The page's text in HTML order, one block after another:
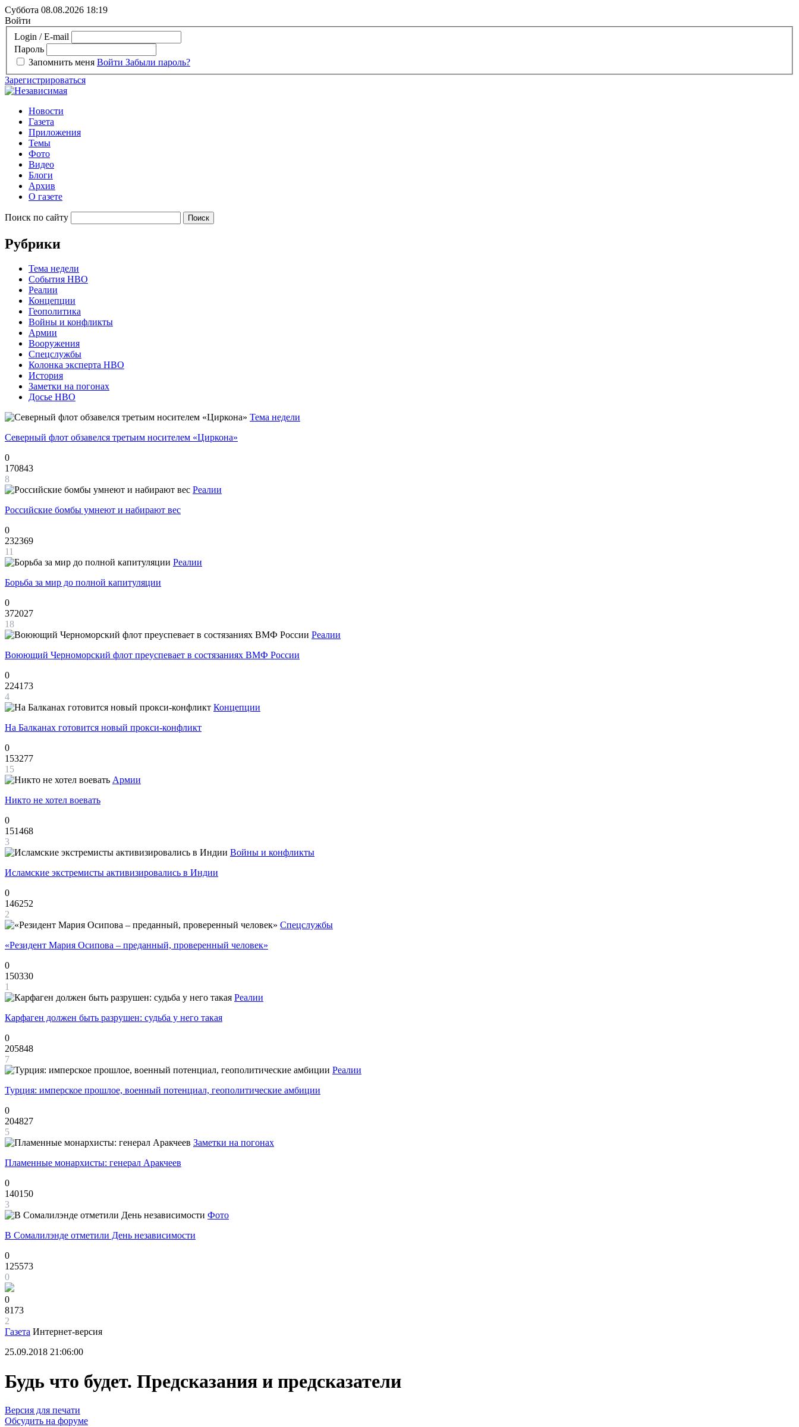
Суббота 08.08.2026 18:19
Войти
Login / E-mail
Пароль
Запомнить меня Войти Забыли пароль?
Зарегистрироваться
Новости
Газета
Приложения
Темы
Фото
Видео
Блоги
Архив
О газете
Поиск по сайту
Рубрики
Тема недели
События НВО
Реалии
Концепции
Геополитика
Войны и конфликты
Армии
Вооружения
Спецслужбы
Колонка эксперта НВО
История
Заметки на погонах
Досье НВО
Тема недели
Северный флот обзавелся третьим носителем «Циркона»
0
170843
8
Реалии
Российские бомбы умнеют и набирают вес
0
232369
11
Реалии
Борьба за мир до полной капитуляции
0
372027
18
Реалии
Воюющий Черноморский флот преуспевает в состязаниях ВМФ России
0
224173
4
Концепции
На Балканах готовится новый прокси-конфликт
0
153277
15
Армии
Никто не хотел воевать
0
151468
3
Войны и конфликты
Исламские экстремисты активизировались в Индии
0
146252
2
Спецслужбы
«Резидент Мария Осипова – преданный, проверенный человек»
0
150330
1
Реалии
Карфаген должен быть разрушен: судьба у него такая
0
205848
7
Реалии
Турция: имперское прошлое, военный потенциал, геополитические амбиции
0
204827
5
Заметки на погонах
Пламенные монархисты: генерал Аракчеев
0
140150
3
Фото
В Сомалилэнде отметили День независимости
0
125573
0
0
8173
2
Газета Интернет-версия
25.09.2018 21:06:00
Будь что будет. Предсказания и предсказатели
Версия для печати
Обсудить на форуме